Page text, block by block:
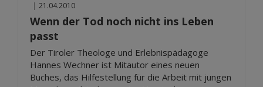
21.04.2010
Wenn der Tod noch nicht ins Leben
passt
Der Tiroler Theologe und Erlebnispädagoge
Hannes Wechner ist Mitautor eines neuen
Buches, das Hilfestellung für die Arbeit mit jungen